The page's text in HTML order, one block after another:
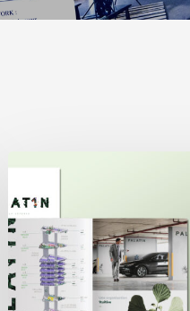
a
retenu
Treize
Cent
Treize